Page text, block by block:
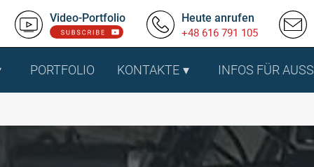
Video-Portfolio Heute anrufen
+48 616 791 105
PORTFOLIO KONTAKTE INFOS FÜR